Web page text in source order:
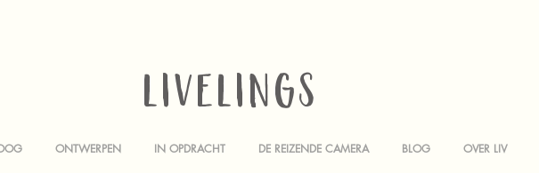
LIVELINGS
ONTWERPEN IN OPDRACHT DE REIZENDE CAMERA BLOG OVER LIV